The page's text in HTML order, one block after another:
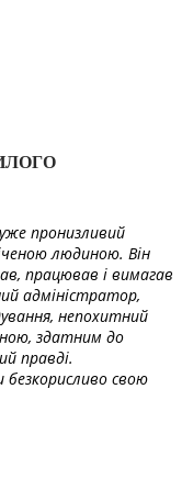
пронизливий
людиною. Він
працював і вимагав
адміністратор,
непохитний
здатним до
правді.
свою